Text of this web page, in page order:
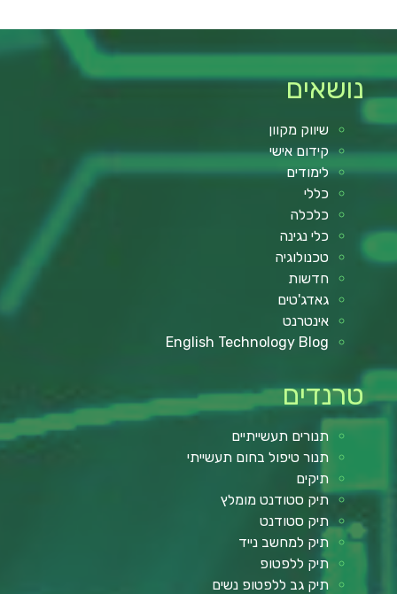
נושאים
שיווק מקוון
קידום אישי
לימודים
כללי
כלכלה
כלי נגינה
טכנולוגיה
חדשות
גאדג'טים
אינטרנט
English Technology Blog
טרנדים
תנורים תעשייתיים
תנור טיפול בחום תעשייתי
תיקים
תיק סטודנט מומלץ
תיק סטודנט
תיק למחשב נייד
תיק ללפטופ
תיק גב ללפטופ נשים